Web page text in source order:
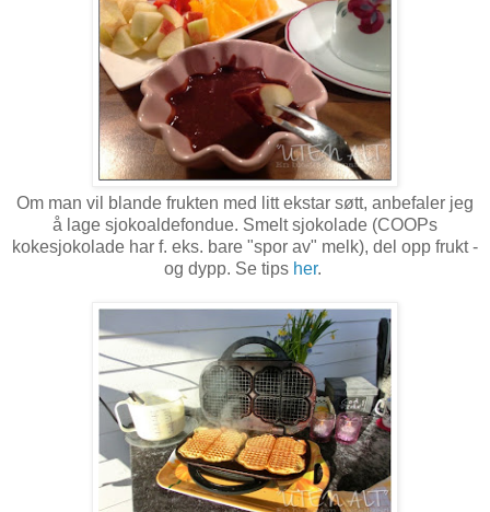
Om man vil blande frukten med litt ekstar søtt, anbefaler jeg
å lage sjokoaldefondue. Smelt sjokolade (COOPs
kokesjokolade har f. eks. bare "spor av" melk), del opp frukt -
og dypp. Se tips her.